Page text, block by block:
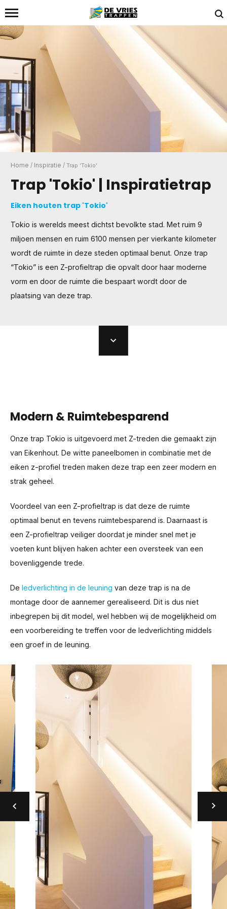
Home / Inspiratie / Trap ‘Tokio’
Trap 'Tokio' | Inspiratietrap
Eiken houten trap 'Tokio'
Tokio is werelds meest dichtst bevolkte stad. Met ruim 9
miljoen mensen en ruim 6100 mensen per vierkante kilometer
wordt de ruimte in deze steden optimaal benut. Onze trap
“Tokio” is een Z-profieltrap die opvalt door haar moderne
vorm en door de ruimte die bespaart wordt door de
plaatsing van deze trap.
Modern & Ruimtebesparend
Onze trap Tokio is uitgevoerd met Z-treden die gemaakt zijn
van Eikenhout. De witte paneelbomen in combinatie met de
eiken z-profiel treden maken deze trap een zeer modern en
strak geheel.
Voordeel van een Z-profieltrap is dat deze de ruimte
optimaal benut en tevens ruimtebesparend is. Daarnaast is
een Z-profieltrap veiliger doordat je minder snel met je
voeten kunt blijven haken achter een oversteek van een
bovenliggende trede.
De ledverlichting in de leuning van deze trap is na de
montage door de aannemer gerealiseerd. Dit is dus niet
inbegrepen bij dit model, wel hebben wij de mogelijkheid om
een voorbereiding te treffen voor de ledverlichting middels
een groef in de leuning.